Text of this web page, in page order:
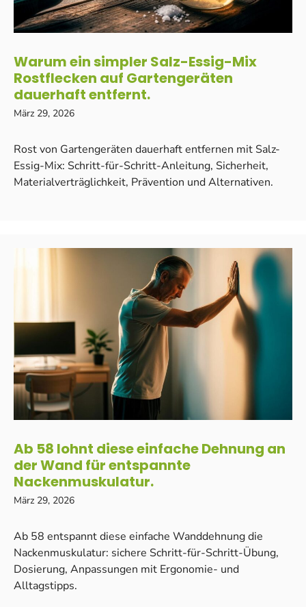
Warum ein simpler Salz-Essig-Mix
Rostflecken auf Gartengeräten
dauerhaft entfernt.
März 29, 2026
Rost von Gartengeräten dauerhaft entfernen mit Salz-
Essig-Mix: Schritt-für-Schritt-Anleitung, Sicherheit,
Materialverträglichkeit, Prävention und Alternativen.
Ab 58 lohnt diese einfache Dehnung an
der Wand für entspannte
Nackenmuskulatur.
März 29, 2026
Ab 58 entspannt diese einfache Wanddehnung die
Nackenmuskulatur: sichere Schritt-für-Schritt-Übung,
Dosierung, Anpassungen mit Ergonomie- und
Alltagstipps.